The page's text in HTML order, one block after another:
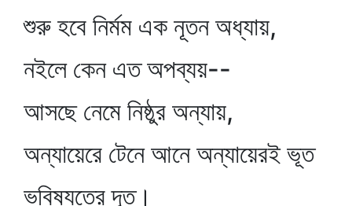
শুরু হবে নির্মম এক নূতন অধ্যায়,
নইলে কেন এত অপব্যয়--
আসছে নেমে নিষ্ঠুর অন্যায়,
অন্যায়েরে টেনে আনে অন্যায়েরই ভূত
ভবিষ্যতের দূত।